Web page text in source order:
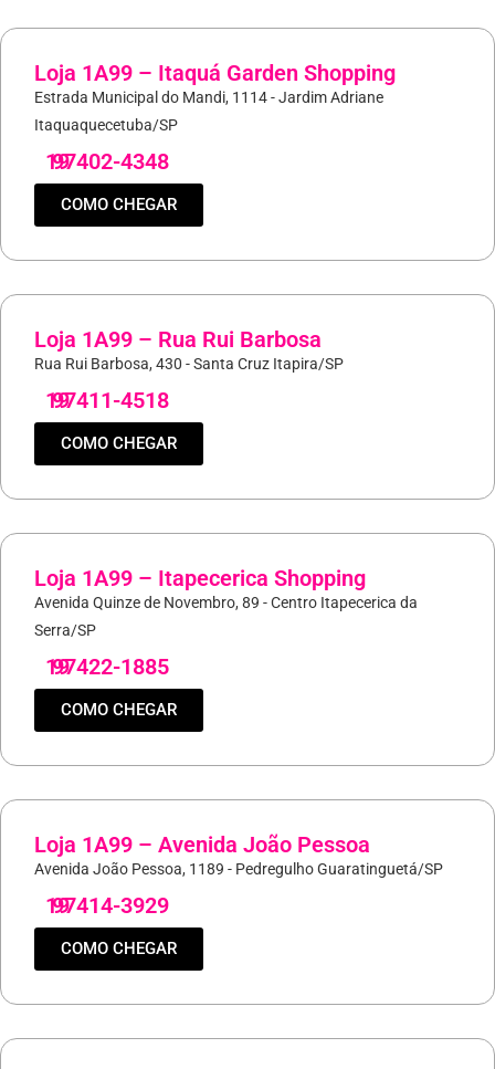
Loja 1A99 – Itaquá Garden Shopping
Estrada Municipal do Mandi, 1114 - Jardim Adriane
Itaquaquecetuba/SP
19
97402-4348
COMO CHEGAR
Loja 1A99 – Rua Rui Barbosa
Rua Rui Barbosa, 430 - Santa Cruz Itapira/SP
19
97411-4518
COMO CHEGAR
Loja 1A99 – Itapecerica Shopping
Avenida Quinze de Novembro, 89 - Centro Itapecerica da
Serra/SP
19
97422-1885
COMO CHEGAR
Loja 1A99 – Avenida João Pessoa
Avenida João Pessoa, 1189 - Pedregulho Guaratinguetá/SP
19
97414-3929
COMO CHEGAR